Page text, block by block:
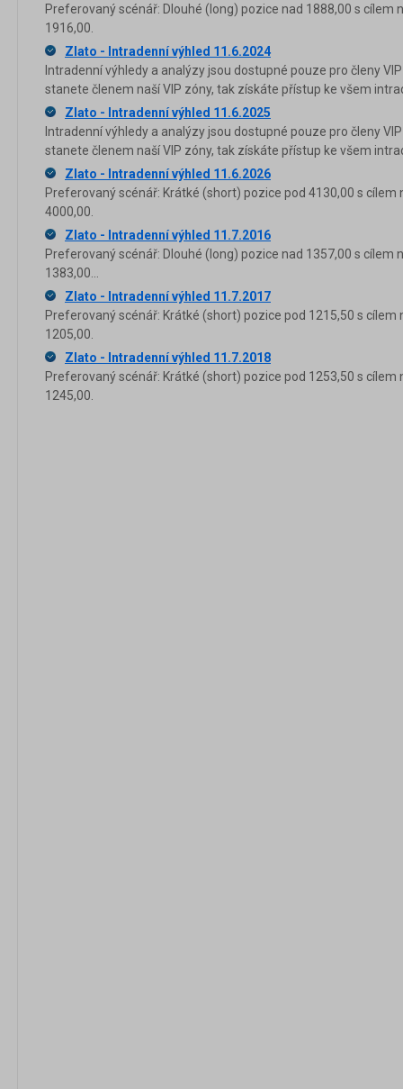
Preferovaný scénář: Dlouhé (long) pozice nad 1888,00 s cílem
1916,00.
Zlato - Intradenní výhled 11.6.2024
Intradenní výhledy a analýzy jsou dostupné pouze pro členy
stanete členem naší VIP zóny, tak získáte přístup ke všem
Zlato - Intradenní výhled 11.6.2025
Intradenní výhledy a analýzy jsou dostupné pouze pro členy
stanete členem naší VIP zóny, tak získáte přístup ke všem
Zlato - Intradenní výhled 11.6.2026
Preferovaný scénář: Krátké (short) pozice pod 4130,00 s cílem
4000,00.
Zlato - Intradenní výhled 11.7.2016
Preferovaný scénář: Dlouhé (long) pozice nad 1357,00 s cílem
1383,00...
Zlato - Intradenní výhled 11.7.2017
Preferovaný scénář: Krátké (short) pozice pod 1215,50 s cílem
1205,00.
Zlato - Intradenní výhled 11.7.2018
Preferovaný scénář: Krátké (short) pozice pod 1253,50 s cílem
1245,00.